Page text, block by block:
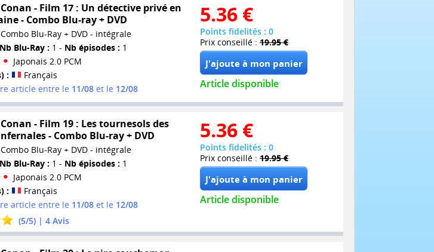
- Film 17 : Un détective privé en
- Combo Blu-ray + DVD
Blu-Ray + DVD - intégrale
Nb Blu-Ray : 1 - Nb épisodes : 1
Japonais 2.0 PCM
:
Français
article entre le 11/08et le 12/08
5.36 €
Points fidelités : 0
Prix conseillé : 19.95 €
Article disponible
- Film 19 : Les tournesols des
- Combo Blu-ray + DVD
Blu-Ray + DVD - intégrale
Nb Blu-Ray : 1 - Nb épisodes : 1
Japonais 2.0 PCM
:
Français
article entre le 11/08et le 12/08
(5/5) | 4Avis
5.36 €
Points fidelités : 0
Prix conseillé : 19.95 €
Article disponible